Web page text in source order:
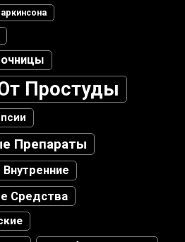
Простуды
Препараты
Средства